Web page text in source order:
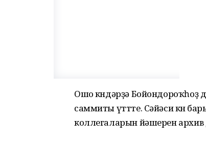
Ошо көндәрҙә
саммиты үттте. Сәйәси көн
коллегаларын йәшерен